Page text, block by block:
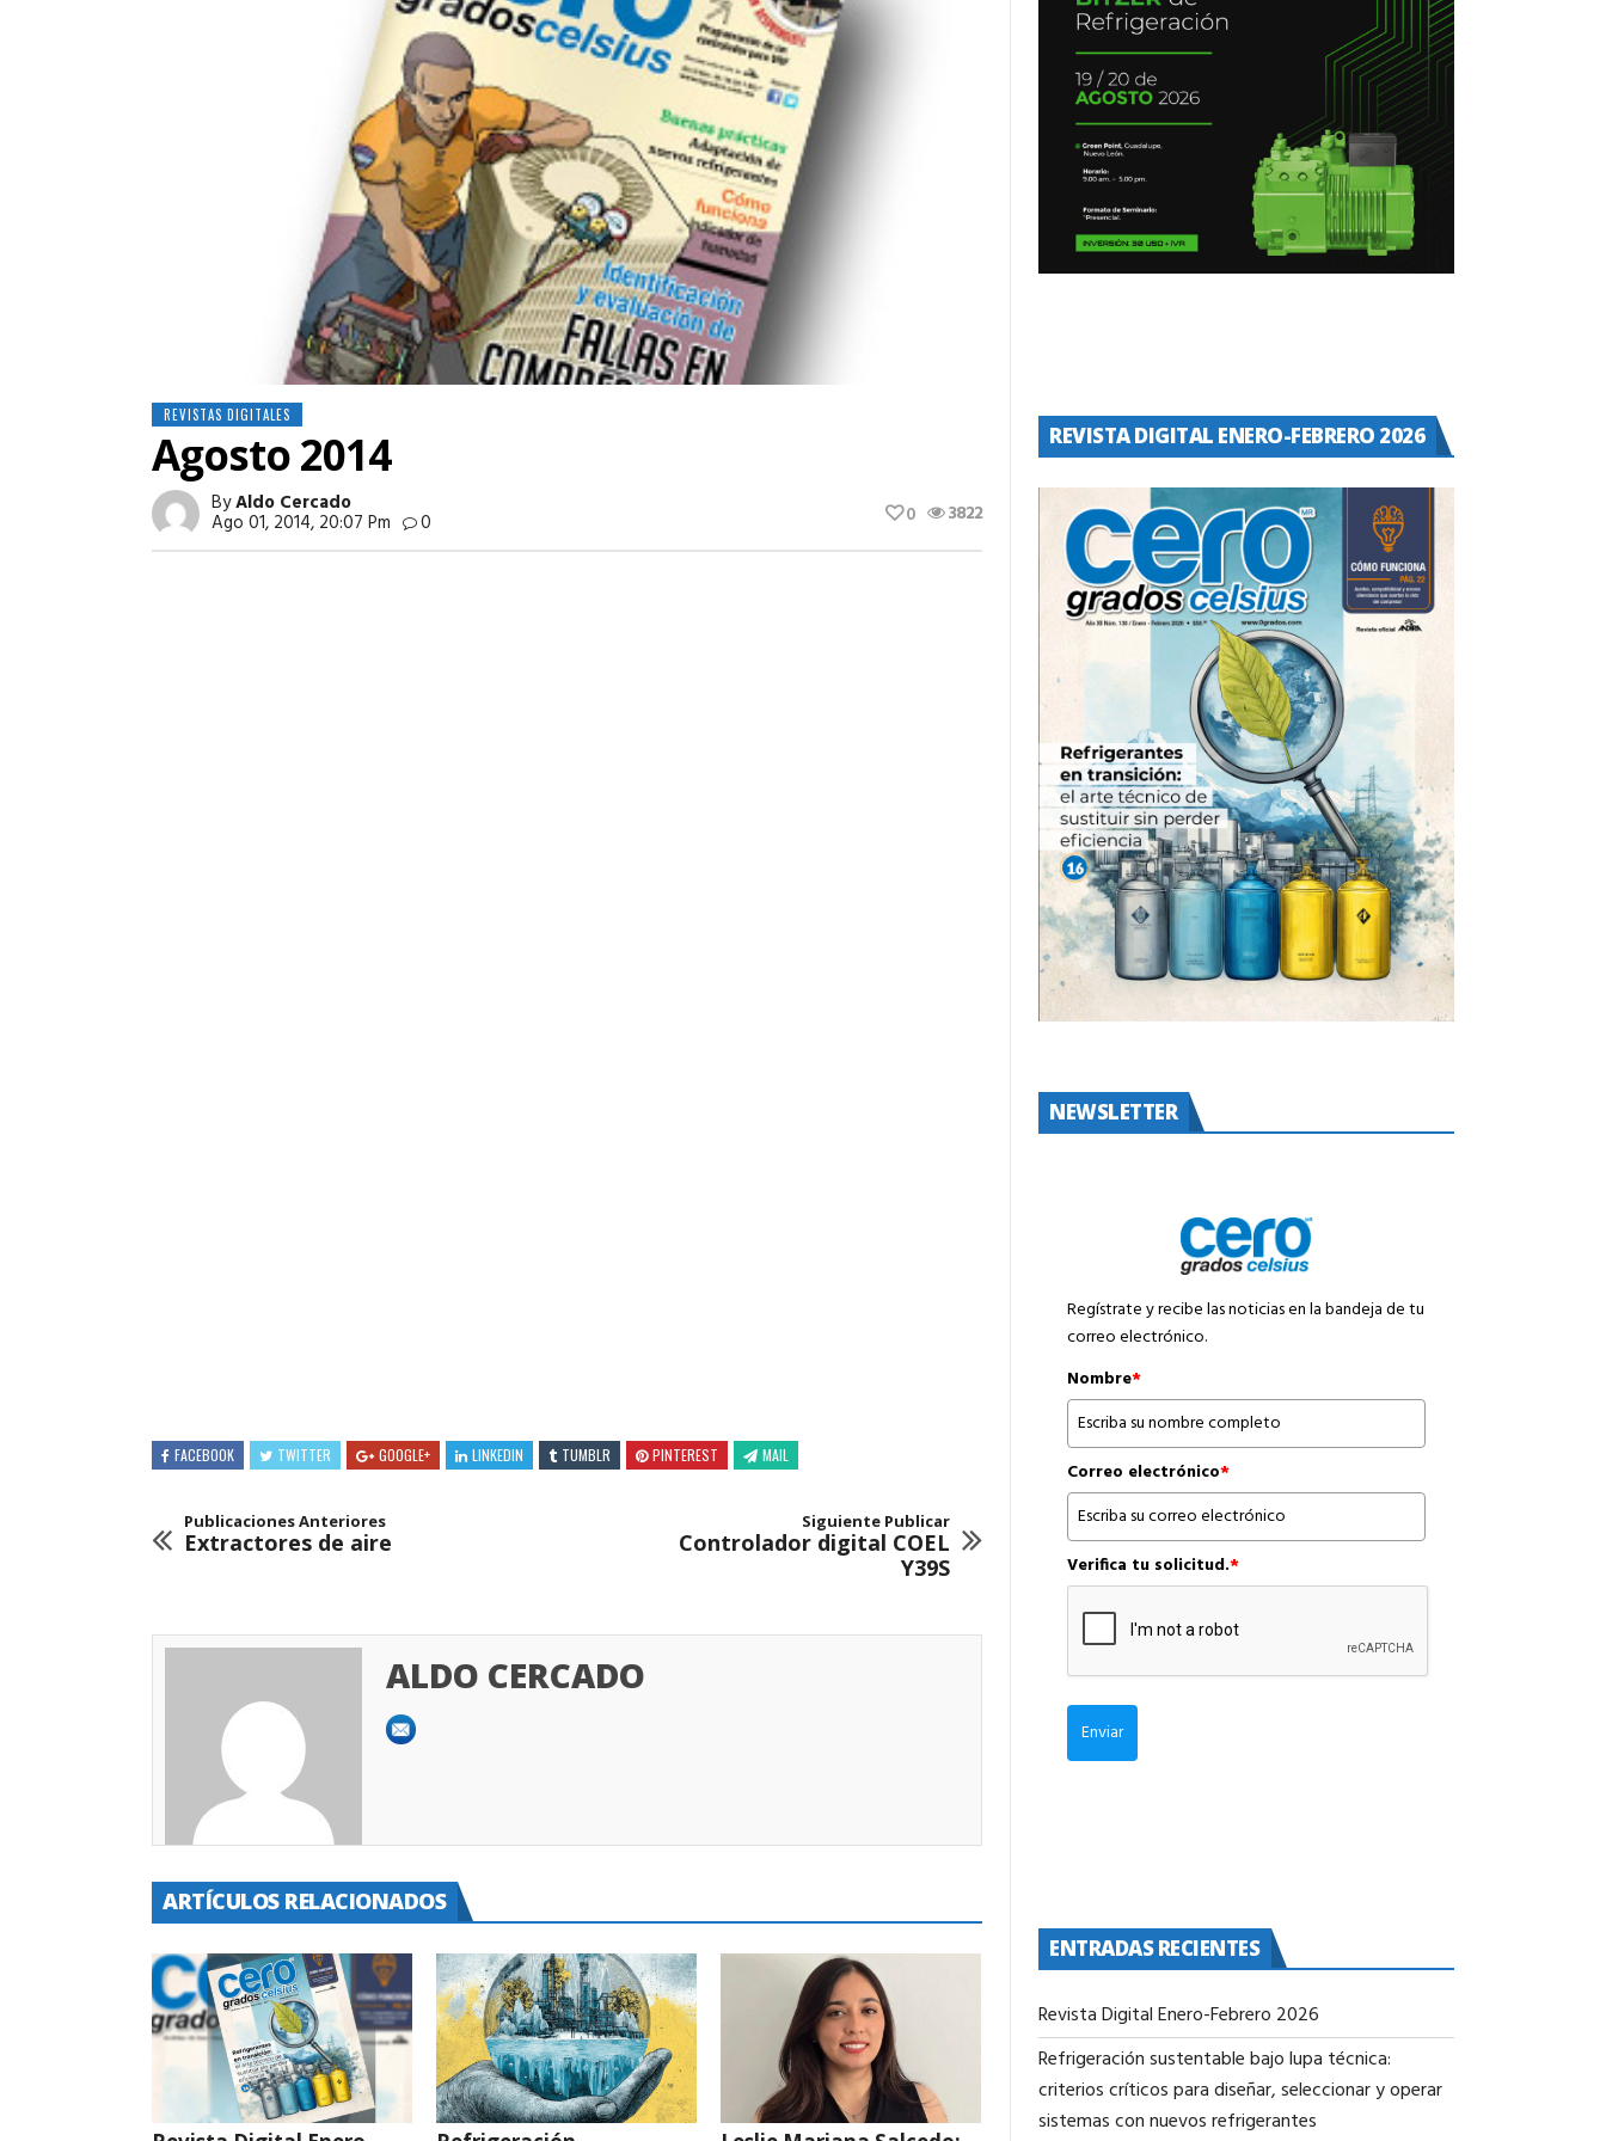
REVISTAS DIGITALES
Agosto 2014
ByAldo Cercado
Ago 01, 2014, 20:07 Pm 0 3822
0
FACEBOOK TWITTER GOOGLE+ LINKEDIN TUMBLR PINTEREST MAIL
Publicaciones Anteriores
Extractores de aire
Siguiente Publicar
Controlador digital COEL
Y39S
ALDO CERCADO
ARTÍCULOS RELACIONADOS
REVISTA DIGITAL ENERO-FEBRERO 2026
NEWSLETTER
Regístrate y recibe las noticias en la bandeja de tu
correo electrónico.
Nombre*
Correo electrónico*
Verifica tu solicitud.*
Enviar
ENTRADAS RECIENTES
Revista Digital Enero-Febrero 2026
Refrigeración sustentable bajo lupa técnica:
criterios críticos para diseñar, seleccionar y operar
sistemas con nuevos refrigerantes